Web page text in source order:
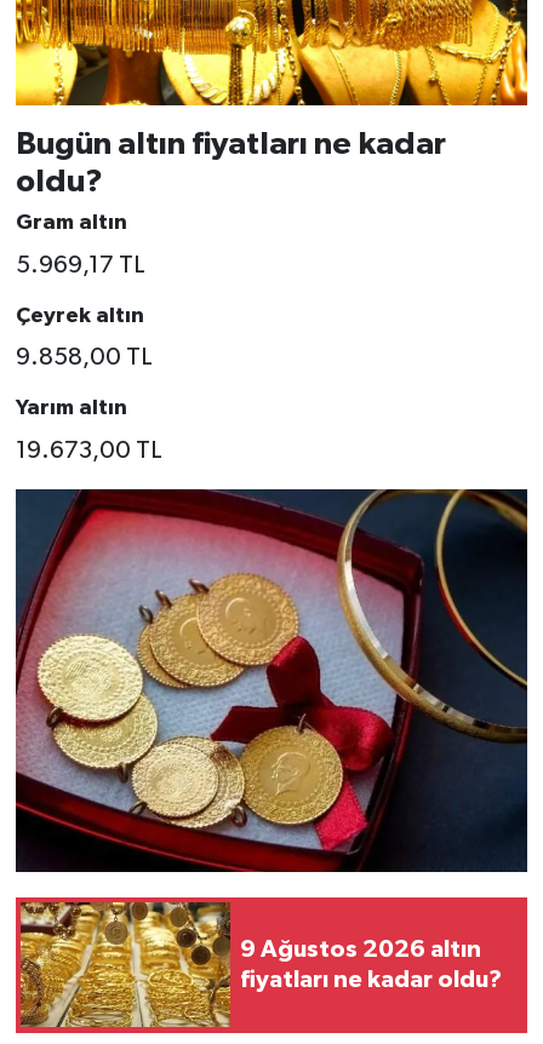
Bugün altın fiyatları ne kadar
oldu?
Gram altın
5.969,17 TL
Çeyrek altın
9.858,00 TL
Yarım altın
19.673,00 TL
9 Ağustos 2026 altın
fiyatları ne kadar oldu?